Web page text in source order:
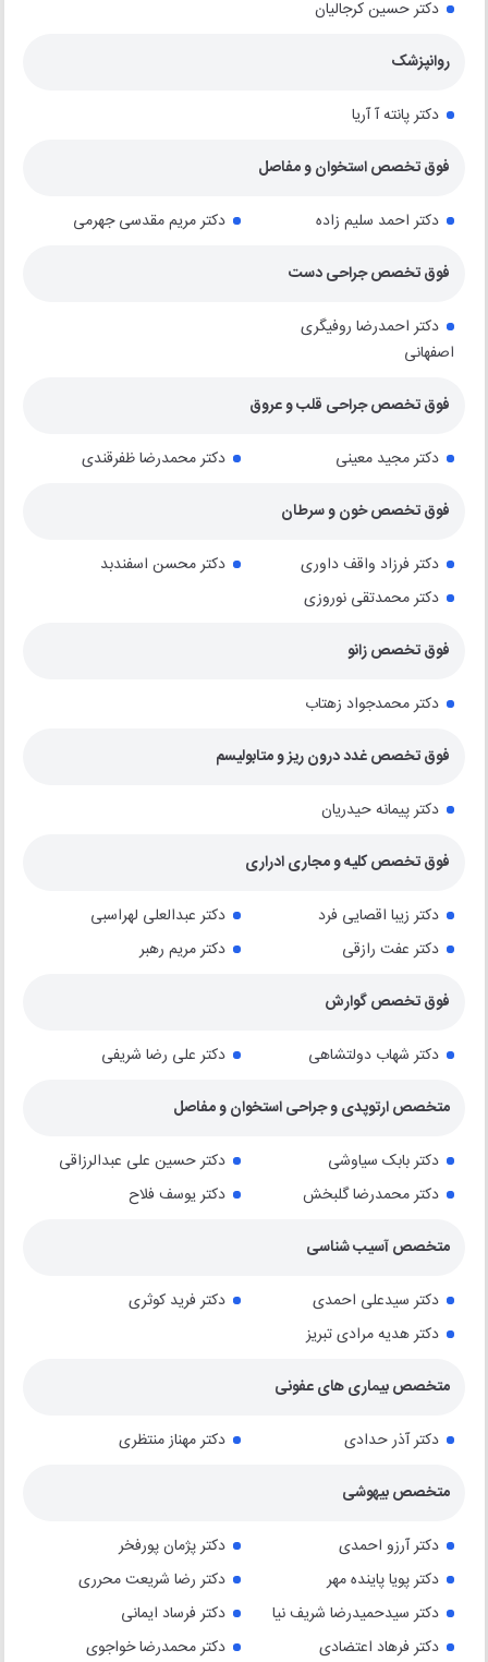
دکتر حسین کرجالیان
روانپزشک
دکتر پانته آ آریا
فوق تخصص استخوان و مفاصل
دکتر احمد سلیم زاده دکتر مریم مقدسی جهرمی
فوق تخصص جراحی دست
دکتر احمدرضا روفیگری
اصفهانی
فوق تخصص جراحی قلب و عروق
دکتر مجید معینی دکتر محمدرضا ظفرقندی
فوق تخصص خون و سرطان
دکتر فرزاد واقف داوری
دکتر محسن اسفندبد
دکتر محمدتقی نوروزی
فوق تخصص زانو
دکتر محمدجواد زهتاب
فوق تخصص غدد درون ریز و متابولیسم
دکتر پیمانه حیدریان
فوق تخصص کلیه و مجاری ادراری
دکتر زیبا اقصایی فرد
دکتر عبدالعلی لهراسبی
دکتر عفت رازقی
دکتر مریم رهبر
فوق تخصص گوارش
دکتر شهاب دولتشاهی دکتر علی رضا شریفی
متخصص ارتوپدی و جراحی استخوان و مفاصل
دکتر بابک سیاوشی
دکتر حسین علی عبدالرزاقی
دکتر محمدرضا گلبخش
دکتر یوسف فلاح
متخصص آسیب شناسی
دکتر سیدعلی احمدی
دکتر فرید کوثری
دکتر هدیه مرادی تبریز
متخصص بیماری های عفونی
دکتر آذر حدادی دکتر مهناز منتظری
متخصص بیهوشی
دکتر آرزو احمدی
دکتر پژمان پورفخر
دکتر پویا پاینده مهر
دکتر رضا شریعت محرری
دکتر سیدحمیدرضا شریف نیا
دکتر فرساد ایمانی
دکتر فرهاد اعتضادی
دکتر محمدرضا خواجوی